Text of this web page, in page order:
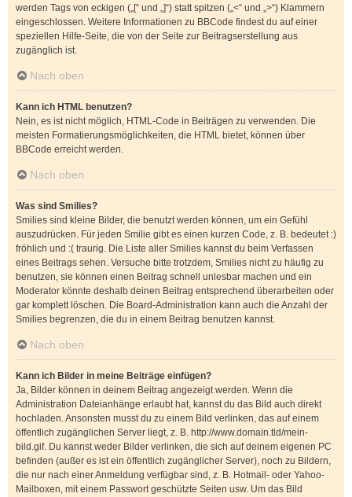
werden Tags von eckigen („[“ und „]“) statt spitzen („<“ und „>“) Klammern
eingeschlossen. Weitere Informationen zu BBCode findest du auf einer
speziellen Hilfe-Seite, die von der Seite zur Beitragserstellung aus
zugänglich ist.
Nach oben
Kann ich HTML benutzen?
Nein, es ist nicht möglich, HTML-Code in Beiträgen zu verwenden. Die
meisten Formatierungsmöglichkeiten, die HTML bietet, können über
BBCode erreicht werden.
Nach oben
Was sind Smilies?
Smilies sind kleine Bilder, die benutzt werden können, um ein Gefühl
auszudrücken. Für jeden Smilie gibt es einen kurzen Code, z. B. bedeutet :)
fröhlich und :( traurig. Die Liste aller Smilies kannst du beim Verfassen
eines Beitrags sehen. Versuche bitte trotzdem, Smilies nicht zu häufig zu
benutzen, sie können einen Beitrag schnell unlesbar machen und ein
Moderator könnte deshalb deinen Beitrag entsprechend überarbeiten oder
gar komplett löschen. Die Board-Administration kann auch die Anzahl der
Smilies begrenzen, die du in einem Beitrag benutzen kannst.
Nach oben
Kann ich Bilder in meine Beiträge einfügen?
Ja, Bilder können in deinem Beitrag angezeigt werden. Wenn die
Administration Dateianhänge erlaubt hat, kannst du das Bild auch direkt
hochladen. Ansonsten musst du zu einem Bild verlinken, das auf einem
öffentlich zugänglichen Server liegt, z. B. http://www.domain.tld/mein-
bild.gif. Du kannst weder Bilder verlinken, die sich auf deinem eigenen PC
befinden (außer es ist ein öffentlich zugänglicher Server), noch zu Bildern,
die nur nach einer Anmeldung verfügbar sind, z. B. Hotmail- oder Yahoo-
Mailboxen, mit einem Passwort geschützte Seiten usw. Um das Bild